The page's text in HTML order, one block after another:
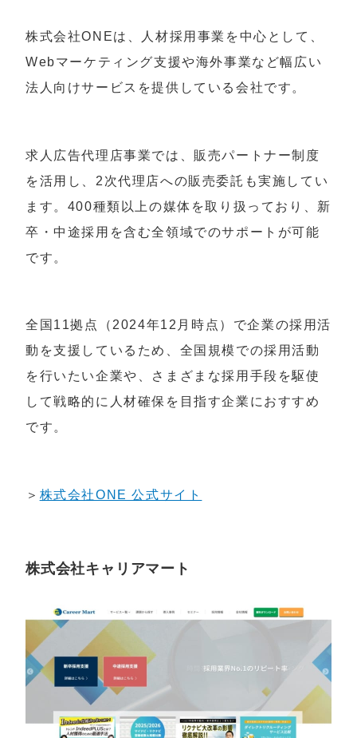
株式会社ONEは、人材採用事業を中心として、
Webマーケティング支援や海外事業など幅広い
法人向けサービスを提供している会社です。
求人広告代理店事業では、販売パートナー制度
を活用し、2次代理店への販売委託も実施してい
ます。400種類以上の媒体を取り扱っており、新
卒・中途採用を含む全領域でのサポートが可能
です。
全国11拠点（2024年12月時点）で企業の採用活
動を支援しているため、全国規模での採用活動
を行いたい企業や、さまざまな採用手段を駆使
して戦略的に人材確保を目指す企業におすすめ
です。
＞ 株式会社ONE 公式サイト
株式会社キャリアマート